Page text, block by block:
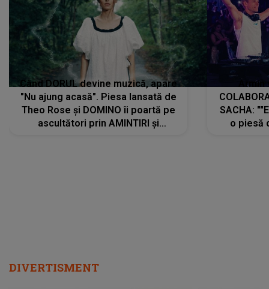
Când DORUL devine muzică, apare
"Nu ajung acasă". Piesa lansată de
Theo Rose și DOMINO îi poartă pe
ascultători prin AMINTIRI și
SACHA:
o piesă
DIVERTISMENT